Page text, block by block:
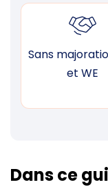
Sans
et WE
Dans ce